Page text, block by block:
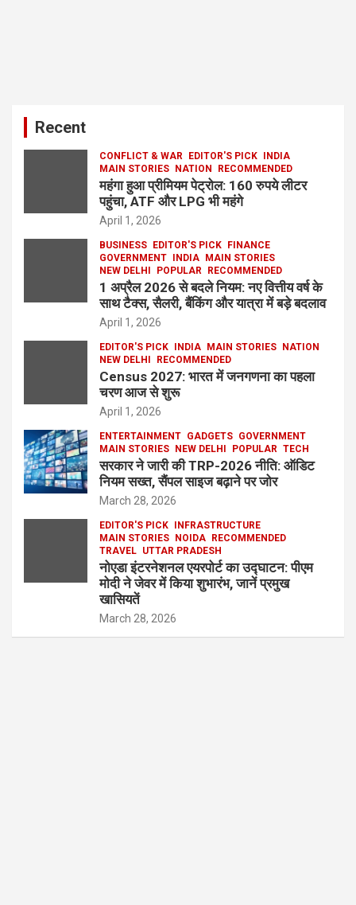
Recent
CONFLICT & WAR EDITOR'S PICK
INDIA
MAIN STORIES
NATION RECOMMENDED
महंगा हुआ प्रीमियम पेट्रोल: 160 रुपये लीटर
पहुंचा, ATF और LPG भी महंगे
April 1, 2026
BUSINESS EDITOR'S PICK
FINANCE
GOVERNMENT
INDIA
MAIN STORIES
NEW DELHI
POPULAR RECOMMENDED
1 अप्रैल 2026 से बदले नियम: नए वित्तीय वर्ष के
साथ टैक्स, सैलरी, बैंकिंग और यात्रा में बड़े बदलाव
April 1, 2026
EDITOR'S PICK INDIA MAIN STORIES
NATION
NEW DELHI
RECOMMENDED
Census 2027: भारत में जनगणना का पहला
चरण आज से शुरू
April 1, 2026
ENTERTAINMENT GADGETS GOVERNMENT
MAIN STORIES
NEW DELHI POPULAR TECH
सरकार ने जारी की TRP-2026 नीति: ऑडिट
नियम सख्त, सैंपल साइज बढ़ाने पर जोर
March 28, 2026
EDITOR'S PICK
INFRASTRUCTURE
MAIN STORIES
NOIDA
RECOMMENDED
TRAVEL UTTAR PRADESH
नोएडा इंटरनेशनल एयरपोर्ट का उद्घाटन: पीएम
मोदी ने जेवर में किया शुभारंभ, जानें प्रमुख
खासियतें
March 28, 2026